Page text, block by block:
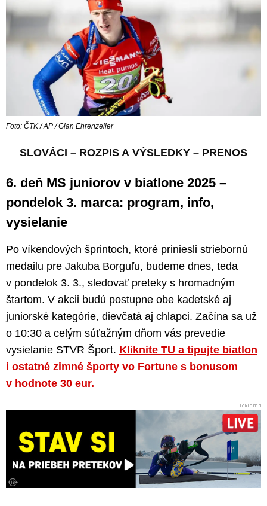
Foto: ČTK / AP / Gian Ehrenzeller
SLOVÁCI – ROZPIS A VÝSLEDKY – PRENOS
6. deň MS juniorov v biatlone 2025 –
pondelok 3. marca: program, info,
vysielanie
Po víkendových šprintoch, ktoré priniesli striebornú
medailu pre Jakuba Borguľu, budeme dnes, teda
v pondelok 3. 3., sledovať preteky s hromadným
štartom. V akcii budú postupne obe kadetské aj
juniorské kategórie, dievčatá aj chlapci. Začína sa už
o 10:30 a celým súťažným dňom vás prevedie
vysielanie STVR Šport. Kliknite TU a tipujte biatlon
i ostatné zimné športy vo Fortune s bonusom
v hodnote 30 eur.